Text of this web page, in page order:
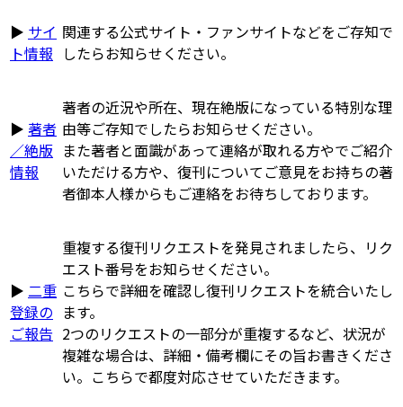
▶ サイ
ト情報
関連する公式サイト・ファンサイトなどをご存知で
したらお知らせください。
▶ 著者
／絶版
情報
著者の近況や所在、現在絶版になっている特別な理
由等ご存知でしたらお知らせください。
また著者と面識があって連絡が取れる方やでご紹介
いただける方や、復刊についてご意見をお持ちの著
者御本人様からもご連絡をお待ちしております。
▶ 二重
登録の
ご報告
重複する復刊リクエストを発見されましたら、リク
エスト番号をお知らせください。
こちらで詳細を確認し復刊リクエストを統合いたし
ます。
2つのリクエストの一部分が重複するなど、状況が
複雑な場合は、詳細・備考欄にその旨お書きくださ
い。こちらで都度対応させていただきます。